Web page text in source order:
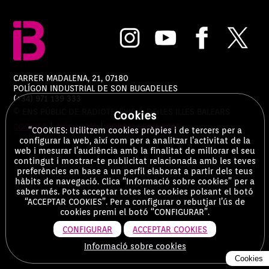
CARRER MADALENA, 21, 07180
POLÍGON INDUSTRIAL DE SON BUGADELLES
(+34) 971 139 333
© ENS PÚBLIC DE RADIOTELEVISIÓ DE LES ILLES BALEARS
COOKIES|AVÍS LEGAL| PORTAL PRIVACITAT
Cookies
Cookies
“COOKIES: Utilitzem cookies pròpies i de tercers per a
configurar la web, així com per a analitzar l’activitat de la
web i mesurar l’audiència amb la finalitat de millorar el seu
contingut i mostrar-te publicitat relacionada amb les teves
preferències en base a un perfil elaborat a partir dels teus
hàbits de navegació. Clica “Informació sobre cookies” per a
saber més. Pots acceptar totes les cookies polsant el botó
“ACCEPTAR COOKIES”. Per a configurar o rebutjar l’ús de
cookies premi el botó “CONFIGURAR”.
CONFIGURAR
ACCEPTAR COOKIES
Informació sobre cookies